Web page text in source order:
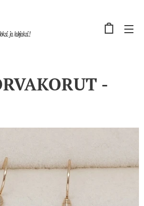
ja lahjaksi!
-